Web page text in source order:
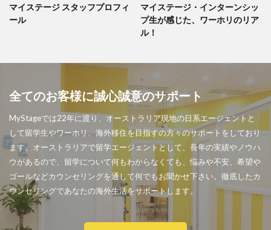
マイステージ スタッフプロフィ
ール
マイステージ・インターンシッ
プ生が感じた、ワーホリのリア
ル！
全てのお客様に誠心誠意のサポート
MyStageでは22年に渡り、オーストラリア現地の日系エージェントと
して留学生やワーホリ、海外移住を目指すの方々のサポートをしており
ます。オーストラリアで留学エージェントとして、長年の実績やノウハ
ウがあるので、留学について何もわからなくても、悩みや不安、希望や
ゴールなどカウンセリングを通して何でもお聞かせ下さい。徹底したカ
ウンセリングであなたの海外生活をサポートします。